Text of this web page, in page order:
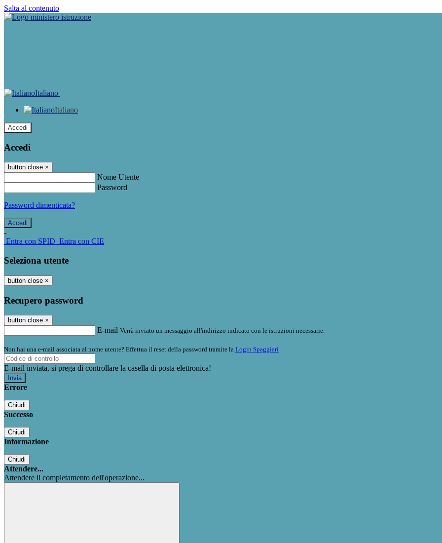
Salta al contenuto
Italiano
Italiano
Accedi
Accedi
button close ×
Nome Utente
Password
Password dimenticata?
-
Entra con SPID Entra con CIE
Seleziona utente
button close ×
Recupero password
button close ×
E-mail Verrà inviato un messaggio all'indirizzo indicato con le istruzioni necessarie.
Non hai una e-mail associata al nome utente? Effettua il reset della password tramite la Login Spaggiari
E-mail inviata, si prega di controllare la casella di posta elettronica!
Errore
Chiudi
Successo
Chiudi
Informazione
Chiudi
Attendere...
Attendere il completamento dell'operazione...